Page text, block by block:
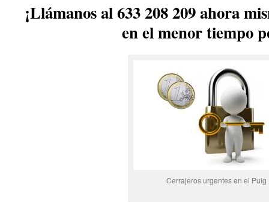
¡Llámanos al 633 208 209 ahora
en el menor tiempo
Cerrajeros urgentes en el Puig